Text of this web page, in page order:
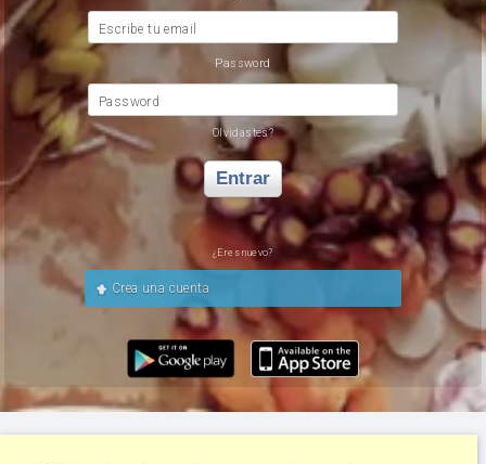
Escribe tu email
Password
Password
Olvidastes?
Entrar
¿Eres nuevo?
Crea una cuenta